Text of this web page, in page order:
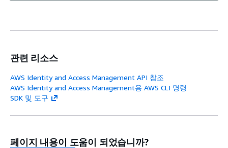
관련 리소스
AWS Identity and Access Management API 참조
AWS Identity and Access Management용 AWS CLI 명령
SDK 및 도구
페이지 내용이 도움이 되었습니까?